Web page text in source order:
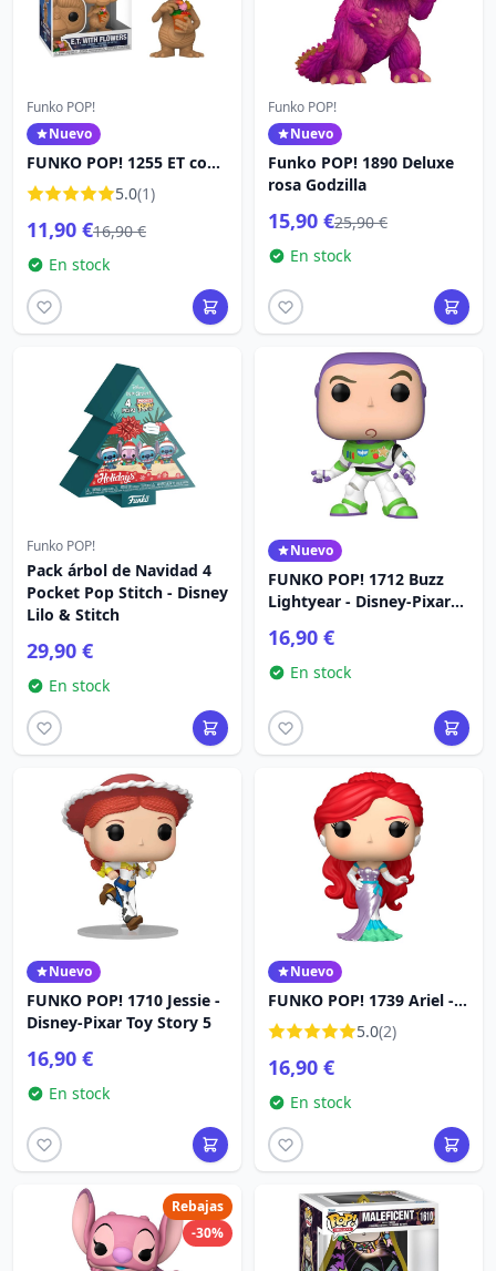
Funko POP!
Nuevo
FUNKO POP! 1255 ET con
flores - ET
5.0(1)
11,90 €16,90 €
En stock
Funko POP!
Nuevo
Funko POP! 1890 Deluxe
rosa Godzilla
15,90 €25,90 €
En stock
Funko POP!
Pack árbol de Navidad 4
Pocket Pop Stitch - Disney
Lilo & Stitch
29,90 €
En stock
Nuevo
FUNKO POP! 1712 Buzz
Lightyear - Disney-Pixar
16,90 €
En stock
Nuevo
FUNKO POP! 1710 Jessie -
Disney-Pixar Toy Story 5
16,90 €
En stock
Nuevo
FUNKO POP! 1739 Ariel -
Disney Princese
5.0(2)
16,90 €
En stock
Rebajas
-30%